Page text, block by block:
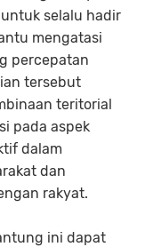
selalu hadir
mengatasi
percepatan
tersebut
teritorial
pada aspek
dalam
dan
rakyat.
ini dapat